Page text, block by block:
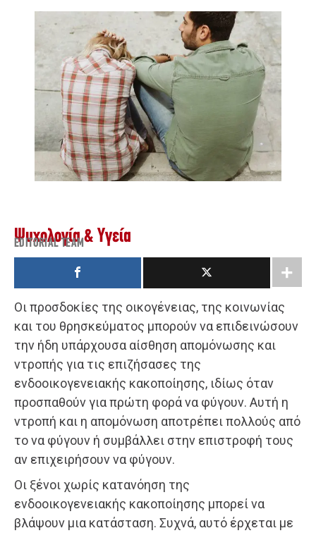
Ψυχολογία & Υγεία
EDITORIAL TEAM
Οι προσδοκίες της οικογένειας, της κοινωνίας
και του θρησκεύματος μπορούν να επιδεινώσουν
την ήδη υπάρχουσα αίσθηση απομόνωσης και
ντροπής για τις επιζήσασες της
ενδοοικογενειακής κακοποίησης, ιδίως όταν
προσπαθούν για πρώτη φορά να φύγουν. Αυτή η
ντροπή και η απομόνωση αποτρέπει πολλούς από
το να φύγουν ή συμβάλλει στην επιστροφή τους
αν επιχειρήσουν να φύγουν.
Οι ξένοι χωρίς κατανόηση της
ενδοοικογενειακής κακοποίησης μπορεί να
βλάψουν μια κατάσταση. Συχνά, αυτό έρχεται με